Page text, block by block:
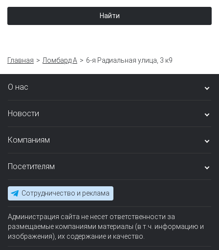
Найти
Главная Ломбард А 6-я Радиальная улица, 3 к9
О нас
Новости
Компаниям
Посетителям
Сотрудничество и реклама
Администрация сайта не несет ответственности за
размещаемые компаниями материалы (в т.ч. информацию и
изображения), их содержание и качество.